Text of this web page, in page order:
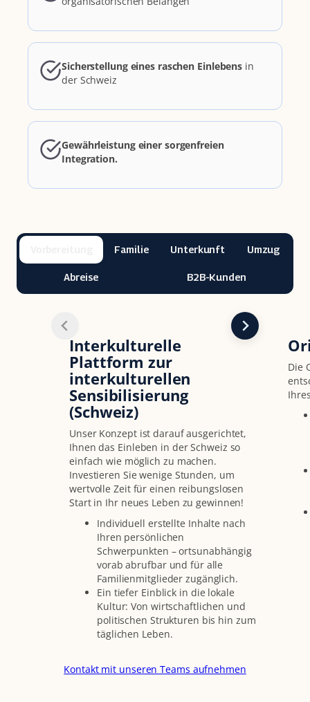
Sicherstellung eines raschen Einlebens in
der Schweiz
Gewährleistung einer sorgenfreien
Integration.
Familie Unterkunft Umzug
Abreise B2B-Kunden
Interkulturelle
Plattform zur
interkulturellen
Sensibilisierung
(Schweiz)
Unser Konzept ist darauf ausgerichtet,
Ihnen das Einleben in der Schweiz so
einfach wie möglich zu machen.
Investieren Sie wenige Stunden, um
wertvolle Zeit für einen reibungslosen
Start in Ihr neues Leben zu gewinnen!
Individuell erstellte Inhalte nach
Ihren persönlichen
Schwerpunkten – ortsunabhängig
vorab abrufbar und für alle
Familienmitglieder zugänglich.
Ein tiefer Einblick in die lokale
Kultur: Von wirtschaftlichen und
politischen Strukturen bis hin zum
täglichen Leben.
Die
Kontakt mit unseren Teams aufnehmen